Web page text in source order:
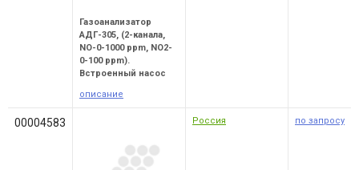
Газоанализатор
АДГ-305, (2-канала,
NO-0-1000 ppm, NO2-
0-100 ppm).
Встроенный насос
описание
00004583 Россия по запросу